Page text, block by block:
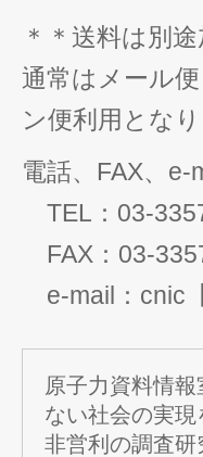
＊＊送料は別
通常はメール
ン便利用となり
電話、FAX、
TEL：03-
FAX：03-
e-mail：cnic
原子力資料情
ない社会の実
非営利の調査研